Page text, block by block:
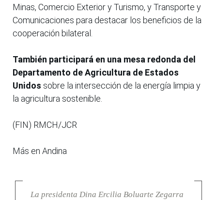
Minas, Comercio Exterior y Turismo, y Transporte y
Comunicaciones para destacar los beneficios de la
cooperación bilateral.
También participará en una mesa redonda del
Departamento de Agricultura de Estados
Unidos sobre la intersección de la energía limpia y
la agricultura sostenible.
(FIN) RMCH/JCR
Más en Andina
La presidenta Dina Ercilia Boluarte Zegarra